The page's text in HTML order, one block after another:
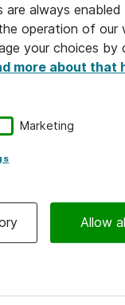
tilbyder AV-
skræddersyet
definerer
are always
operation of our
your choices by
more about that
Marketing
Allow